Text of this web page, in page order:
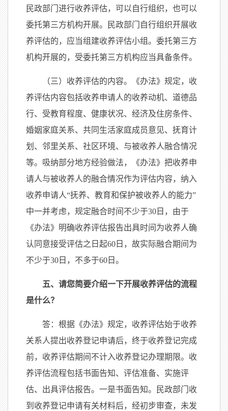
民政部门进行收养评估，可以自行组织，也可以
委托第三方机构开展。民政部门自行组织开展收
养评估的，应当组建收养评估小组。委托第三方
机构开展的，受委托第三方机构应当具备条件。
（三）收养评估的内容。《办法》规定，收
养评估内容包括收养申请人的收养动机、道德品
行、受教育程度、健康状况、经济及住房条件、
婚姻家庭关系、共同生活家庭成员意见、抚育计
划、邻里关系、社区环境、与被收养人融合情况
等。吸纳部分地方经验做法，《办法》把收养申
请人与被收养人的融合情况作为评估内容，纳入
收养申请人“抚养、教育和保护被收养人的能力”
中一并考虑，规定融合时间不少于30日，由于
《办法》明确收养评估报告出具时间为收养人确
认同意接受评估之日起60日，故实际融合期间为
不少于30日，不多于60日。
五、请您简要介绍一下开展收养评估的流程
是什么？
答：根据《办法》规定，收养评估始于收养
关系人提出收养登记申请后，终于收养登记完成
前，收养评估期间不计入收养登记办理期限。收
养评估流程包括书面告知、评估准备、实施评
估、出具评估报告。一是书面告知。民政部门收
到收养登记申请有关材料后，经初步审查，未发